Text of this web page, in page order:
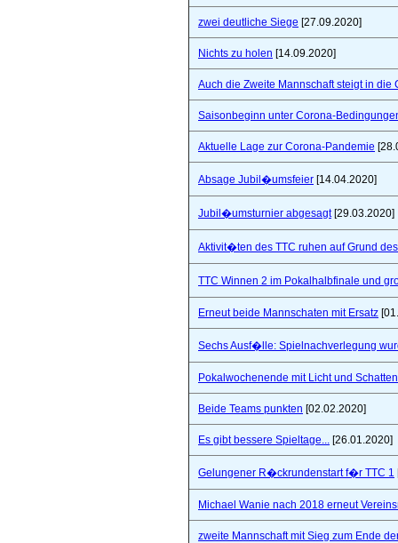
zwei deutliche Siege [27.09.2020]
Nichts zu holen [14.09.2020]
Auch die Zweite Mannschaft steigt in die
Saisonbeginn unter Corona-
Aktuelle Lage zur Corona-Pandemie
Absage Jubil�umsfeier [14.04.2020]
Jubil�umsturnier abgesagt[29.03.2020]
Aktivit�ten des TTC ruhen auf Grund
TTC Winnen 2 im Pokalhalbfinale und
Erneut beide Mannschaten mit Ersatz
Sechs Ausf�lle: Spielnachverlegung
Pokalwochenende mit Licht und
Beide Teams punkten [02.02.2020]
Es gibt bessere Spieltage... [26.01.2020]
Gelungener R�ckrundenstart f�r TTC 1
Michael Wanie nach 2018 erneut
zweite Mannschaft mit Sieg zum Ende